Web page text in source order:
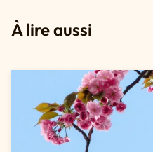
À lire aussi